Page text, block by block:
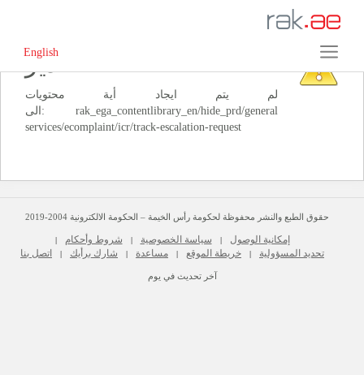
English
‏تحذير‏
لم يتم ايجاد أية محتويات
الى: ‭rak_ega_contentlibrary_en/hide_prd/general
حقوق الطبع والنشر محفوظة لحكومة رأس الخيمة – الحكومة الالكترونية 2004-2019
إمكانية الوصول | سياسة الخصوصية | شروط وأحكام |
تحديد المسؤولية | خريطة الموقع | مساعدة | شارك برأيك | اتصل بنا
آخر تحديث في يوم